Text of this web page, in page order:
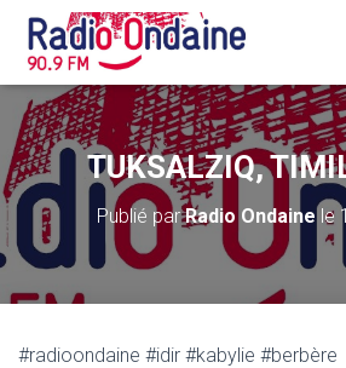
TUKSALZIQ,
Publié parRadio Ondaine le
#radioondaine #idir #kabylie #berbère